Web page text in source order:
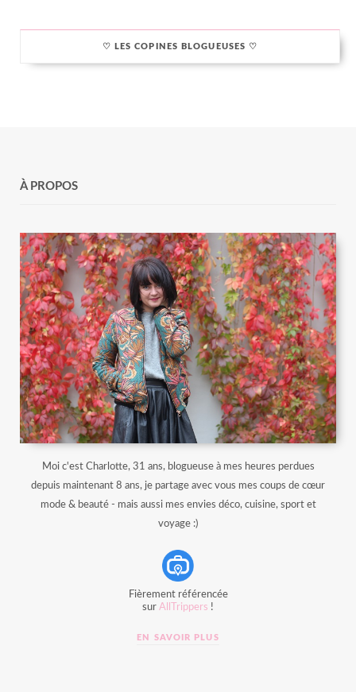
♡ LES COPINES BLOGUEUSES ♡
À PROPOS
Moi c'est Charlotte, 31 ans, blogueuse à mes heures perdues
depuis maintenant 8 ans, je partage avec vous mes coups de cœur
mode & beauté - mais aussi mes envies déco, cuisine, sport et
voyage :)
Fièrement référencée
sur AllTrippers !
EN SAVOIR PLUS